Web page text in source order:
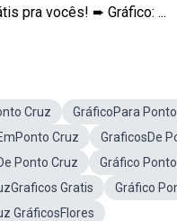
pra vocês! ➨ Gráfico: ...
Cruz
GráficoPara
Cruz
GraficosDe
Ponto Cruz
Gráfico
Gratis
Gráfico
GráficosFlores